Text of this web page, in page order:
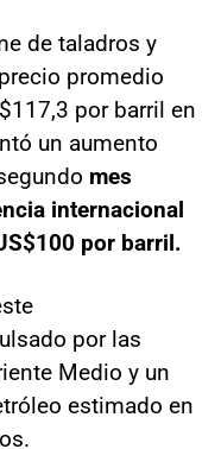
de taladros y
promedio
por barril en
un aumento
mes
internacional
por barril.
por las
Medio y un
estimado en